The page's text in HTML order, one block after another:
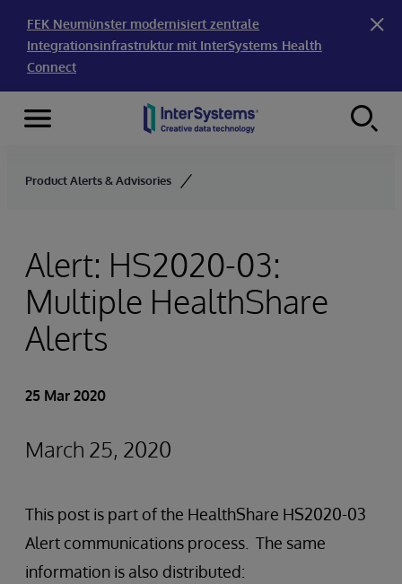
FEK Neumünster modernisiert zentrale
Integrationsinfrastruktur mit InterSystems Health
Connect
Skip to content
Menu
Product Alerts & Advisories
Alert: HS2020-03:
Multiple HealthShare
Alerts
25 Mar 2020
March 25, 2020
This post is part of the HealthShare HS2020-03
Alert communications process. The same
information is also distributed: